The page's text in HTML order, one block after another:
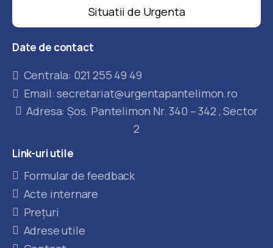
Situatii de Urgenta
Date de contact
Centrala: 021 255 49 49
Email: secretariat@urgentapantelimon.ro
Adresa: Șos. Pantelimon Nr. 340 – 342 , Sector
2
Link-uriutile
Formular de feedback
Acte internare
Prețuri
Adrese utile